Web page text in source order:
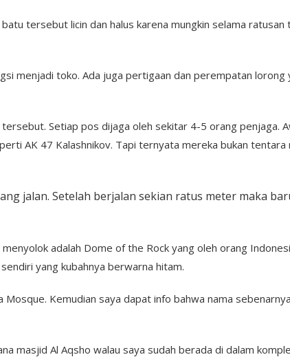
tersebut licin dan halus karena mungkin selama
menjadi toko. Ada juga pertigaan dan perempatan
Setiap pos dijaga oleh sekitar 4-5 orang penjaga.
AK 47 Kalashnikov. Tapi ternyata mereka bukan tentara
jalan. Setelah berjalan sekian ratus meter maka
adalah Dome of the Rock yang oleh orang
yang kubahnya berwarna hitam.
Kemudian saya dapat info bahwa nama
masjid Al Aqsho walau saya sudah berada di dalam